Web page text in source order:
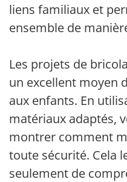
liens familiaux et
ensemble de
Les projets de
un excellent moyen
aux enfants. En
matériaux adaptés,
montrer comment
toute sécurité. Cela
seulement de